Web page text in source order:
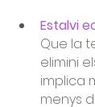
Estalvi
Que la
elimini
implica
menys